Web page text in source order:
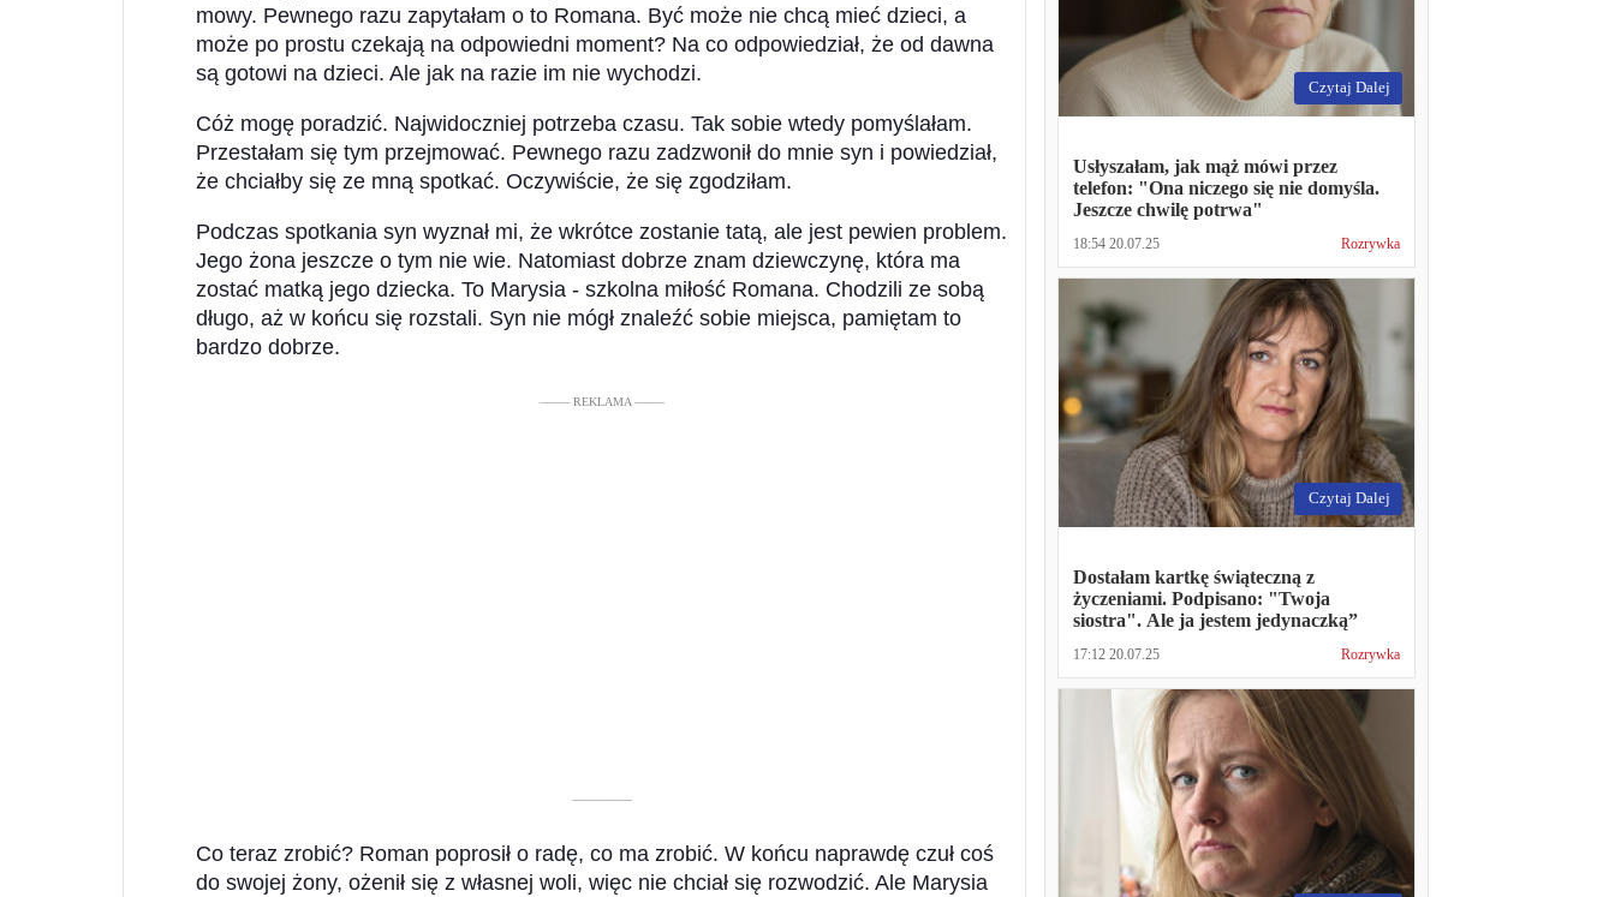
mowy. Pewnego razu zapytałam o to Romana. Być może nie chcą mieć dzieci, a
może po prostu czekają na odpowiedni moment? Na co odpowiedział, że od dawna
są gotowi na dzieci. Ale jak na razie im nie wychodzi.
Cóż mogę poradzić. Najwidoczniej potrzeba czasu. Tak sobie wtedy pomyślałam.
Przestałam się tym przejmować. Pewnego razu zadzwonił do mnie syn i powiedział,
że chciałby się ze mną spotkać. Oczywiście, że się zgodziłam.
Podczas spotkania syn wyznał mi, że wkrótce zostanie tatą, ale jest pewien problem.
Jego żona jeszcze o tym nie wie. Natomiast dobrze znam dziewczynę, która ma
zostać matką jego dziecka. To Marysia - szkolna miłość Romana. Chodzili ze sobą
długo, aż w końcu się rozstali. Syn nie mógł znaleźć sobie miejsca, pamiętam to
bardzo dobrze.
––––– REKLAMA –––––
––––––––––
Co teraz zrobić? Roman poprosił o radę, co ma zrobić. W końcu naprawdę czuł coś
do swojej żony, ożenił się z własnej woli, więc nie chciał się rozwodzić. Ale Marysia
Czytaj Dalej
Usłyszałam, jak mąż mówi przez
telefon: "Ona niczego się nie domyśla.
Jeszcze chwilę potrwa"
18:54 20.07.25 Rozrywka
Czytaj Dalej
Dostałam kartkę świąteczną z
życzeniami. Podpisano: "Twoja
siostra". Ale ja jestem jedynaczką”
17:12 20.07.25 Rozrywka